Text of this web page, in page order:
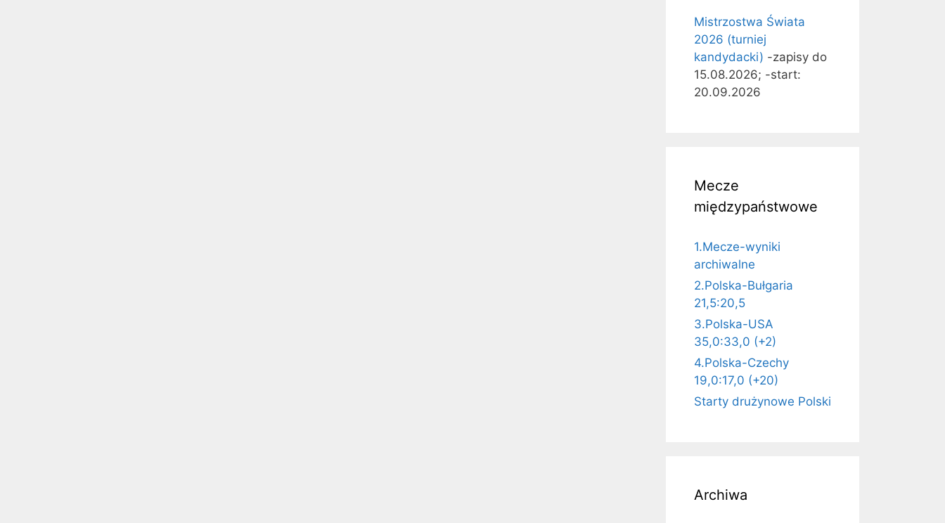
Mistrzostwa Świata
2026 (turniej
kandydacki) -zapisy do
15.08.2026; -start:
20.09.2026
Mecze
międzypaństwowe
1.Mecze-wyniki
archiwalne
2.Polska-Bułgaria
21,5:20,5
3.Polska-USA
35,0:33,0 (+2)
4.Polska-Czechy
19,0:17,0 (+20)
Starty drużynowe Polski
Archiwa